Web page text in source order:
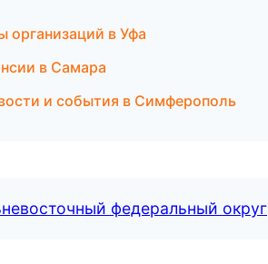
в Уфа
в Самара
и события в Симферополь
федеральный округ